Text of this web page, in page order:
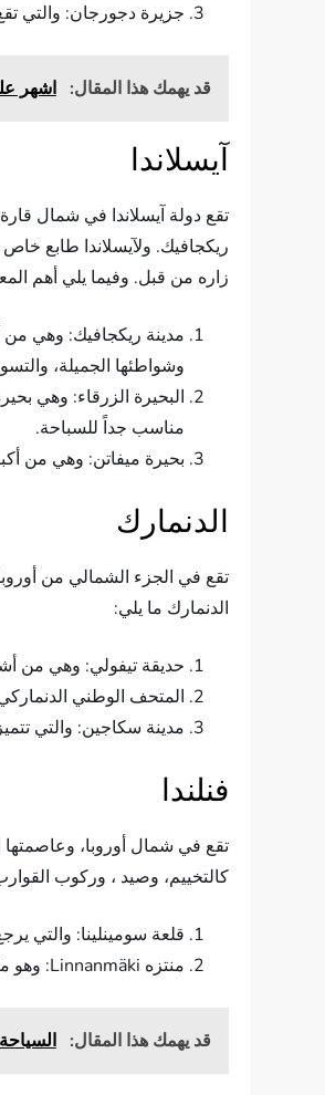
جزيرة دجورجان: والتي
قد يهمك هذا المقال: اشهر
آيسلاندا
ريكجافيك. ولآيسلاندا طابع
زاره من قبل. وفيما يلي أهم
مدينة ريكجافيك: وهي من
وشواطئها الجميلة،
مناسب جداً للسباحة.
بحيرة ميفاتن: وهي من أكبر
الدنمارك
تقع في الجزء الشمالي من
الدنمارك ما يلي:
حديقة تيفولي: وهي من
المتحف الوطني
مدينة سكاجين: والتي
فنلندا
كالتخييم، وصيد ، وركوب
قلعة سومينلينا: والتي يرجع تاريخها إلى القرن 18، ويمكن الزائر لها التعرف على تاريخ
منتزه Linnanmäki: وهو مكان مناسب جداً للسياحة العائلية لأنه يقدم العديد من الأنشطة التي يحبها الاطفال.
قد يهمك هذا المقال: